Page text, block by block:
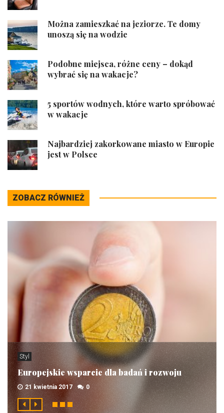
Można zamieszkać na jeziorze. Te domy
unoszą się na wodzie
Podobne miejsca, różne ceny – dokąd
wybrać się na wakacje?
5 sportów wodnych, które warto spróbować
w wakacje
Najbardziej zakorkowane miasto w Europie
jest w Polsce
ZOBACZ RÓWNIEŻ
Styl
Europejskie wsparcie dla badań i rozwoju
21 kwietnia 2017 0